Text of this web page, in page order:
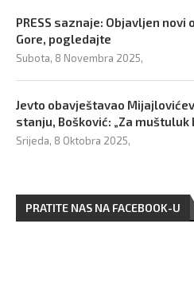
PRESS saznaje: Objavljen
Gore, pogledajte
Subota, 8 Novembra 2025,
Jevto obavještavao
stanju, Bošković: „Za muštuluk
Srijeda, 8 Oktobra 2025,
PRATITE NAS NA FACEBOOK-U